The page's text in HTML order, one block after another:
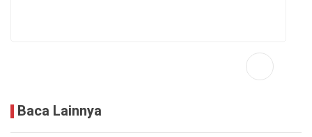
Baca Lainnya